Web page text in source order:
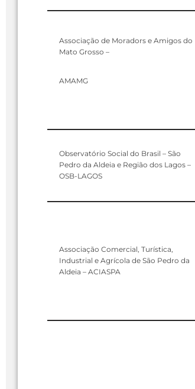
Associação de Moradors e Amigos do
Mato Grosso –
AMAMG
Observatório Social do Brasil – São
Pedro da Aldeia e Região dos Lagos –
OSB-LAGOS
Associação Comercial, Turística,
Industrial e Agrícola de São Pedro da
Aldeia – ACIASPA